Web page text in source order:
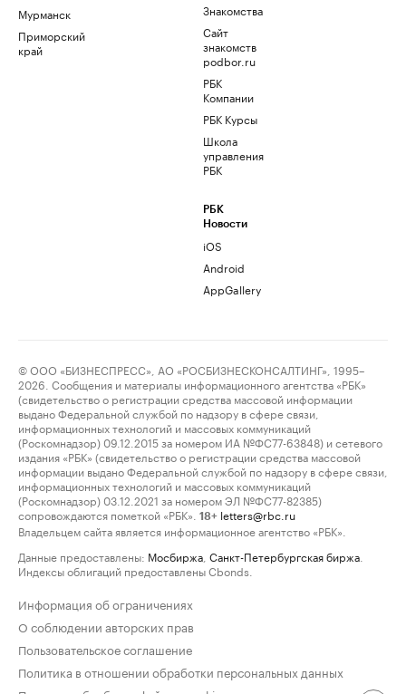
Мурманск
Приморский
край
Знакомства
Сайт
знакомств
podbor.ru
РБК
Компании
РБК Курсы
Школа
управления
РБК
РБК
Новости
iOS
Android
AppGallery
© ООО «БИЗНЕСПРЕСС», АО «РОСБИЗНЕСКОНСАЛТИНГ», 1995–
2026. Сообщения и материалы информационного агентства «РБК»
(свидетельство о регистрации средства массовой информации
выдано Федеральной службой по надзору в сфере связи,
информационных технологий и массовых коммуникаций
(Роскомнадзор) 09.12.2015 за номером ИА №ФС77-63848) и сетевого
издания «РБК» (свидетельство о регистрации средства массовой
информации выдано Федеральной службой по надзору в сфере связи,
информационных технологий и массовых коммуникаций
(Роскомнадзор) 03.12.2021 за номером ЭЛ №ФС77-82385)
сопровождаются пометкой «РБК».
18+ letters@rbc.ru
Владельцем сайта является информационное агентство «РБК».
Данные предоставлены: Мосбиржа Санкт-Петербургская биржа
Индексы облигаций предоставлены Cbonds.
Информация об ограничениях
О соблюдении авторских прав
Пользовательское соглашение
Политика в отношении обработки персональных данных